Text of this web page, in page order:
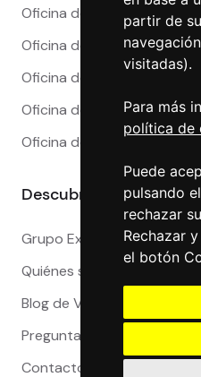
partir de
visitadas).
Para más
política de
Puede
pulsando
rechazar
Rechazar
el botón
Oficina de Cambio en Madrid
Oficina de Cambio en
Oficina de Cambio en
Oficina de Cambio en
Oficina de Cambio en
Descubre más
Grupo Exact
Quiénes somos
Blog de Viajeros
Preguntas Frecuentes
Contacto